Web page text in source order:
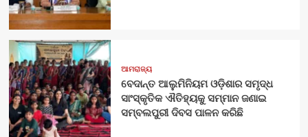
ଆମରାଜ୍ୟ
ବେଦାନ୍ତ ଆଲୁମିନିୟମ ଓଡ଼ିଶାର ସମୃଦ୍ଧ
ସାଂସ୍କୃତିକ ଐତିହ୍ୟକୁ ସମ୍ମାନ ଜଣାଇ
ସମ୍ବଲପୁରୀ ଦିବସ ପାଳନ କରିଛି